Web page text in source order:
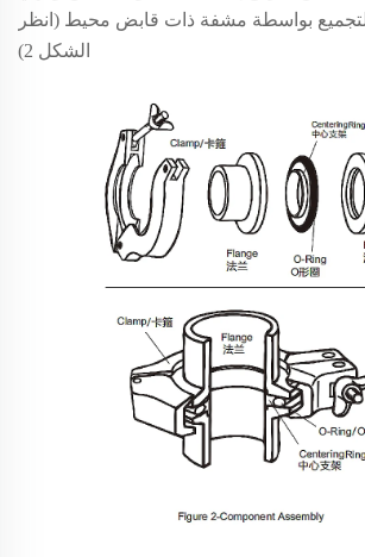
بواسطة مشفة ذات قابض محيط (انظر
الشكل 2)